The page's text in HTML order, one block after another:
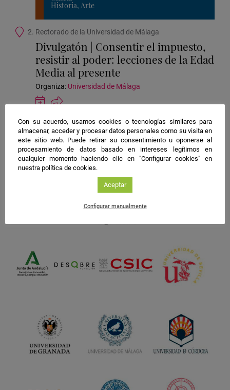
Historia, Arte
Ubicación
actividad
2. Rectorado de la Universidad de Málaga
Divulgatón | Consentir el impuesto,
resistir al poder: lecciones de la Edad
Media al presente
Organiza: Universidad de Málaga
Guardar
en
Google
Calendar
#NIGHTSpain
Con su acuerdo, usamos cookies o tecnologías similares para
almacenar, acceder y procesar datos personales como su visita en
este sitio web. Puede retirar su consentimiento u oponerse al
procesamiento de datos basado en intereses legítimos en
cualquier momento haciendo clic en "Configurar cookies" en
nuestra política de cookies.
Aceptar
Configurar manualmente